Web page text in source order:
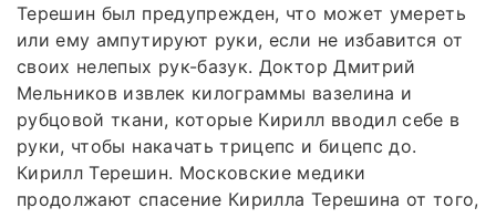
Терешин был предупрежден, что может умереть
или ему ампутируют руки, если не избавится от
своих нелепых рук-базук. Доктор Дмитрий
Мельников извлек килограммы вазелина и
рубцовой ткани, которые Кирилл вводил себе в
руки, чтобы накачать трицепс и бицепс до.
Кирилл Терешин. Московские медики
продолжают спасение Кирилла Терешина от того,